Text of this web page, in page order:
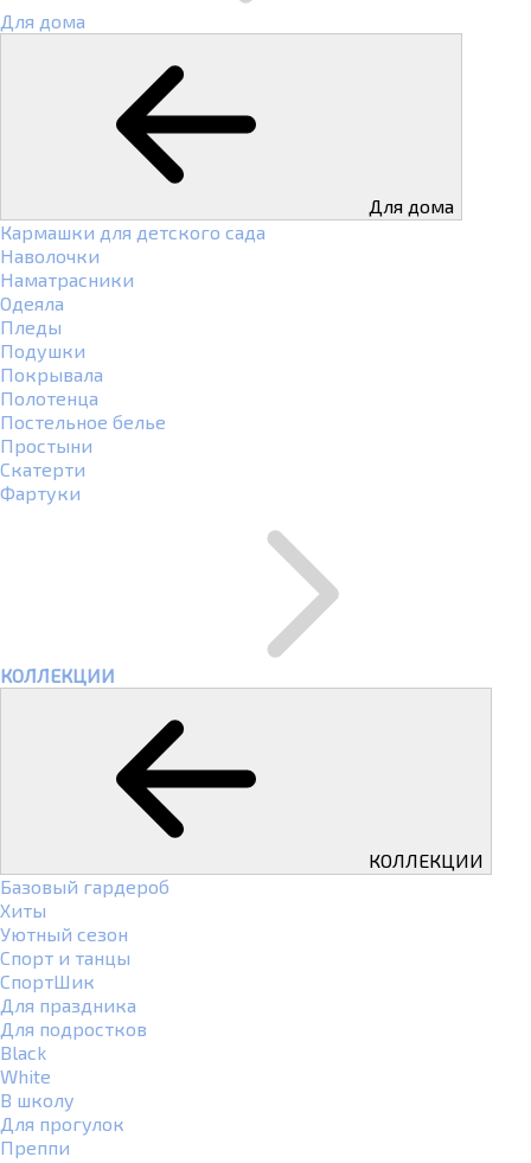
Для дома
Для дома
Кармашки для детского сада
Наволочки
Наматрасники
Одеяла
Пледы
Подушки
Покрывала
Полотенца
Постельное белье
Простыни
Скатерти
Фартуки
КОЛЛЕКЦИИ
КОЛЛЕКЦИИ
Базовый гардероб
Хиты
Уютный сезон
Спорт и танцы
СпортШик
Для праздника
Для подростков
Black
White
В школу
Для прогулок
Преппи